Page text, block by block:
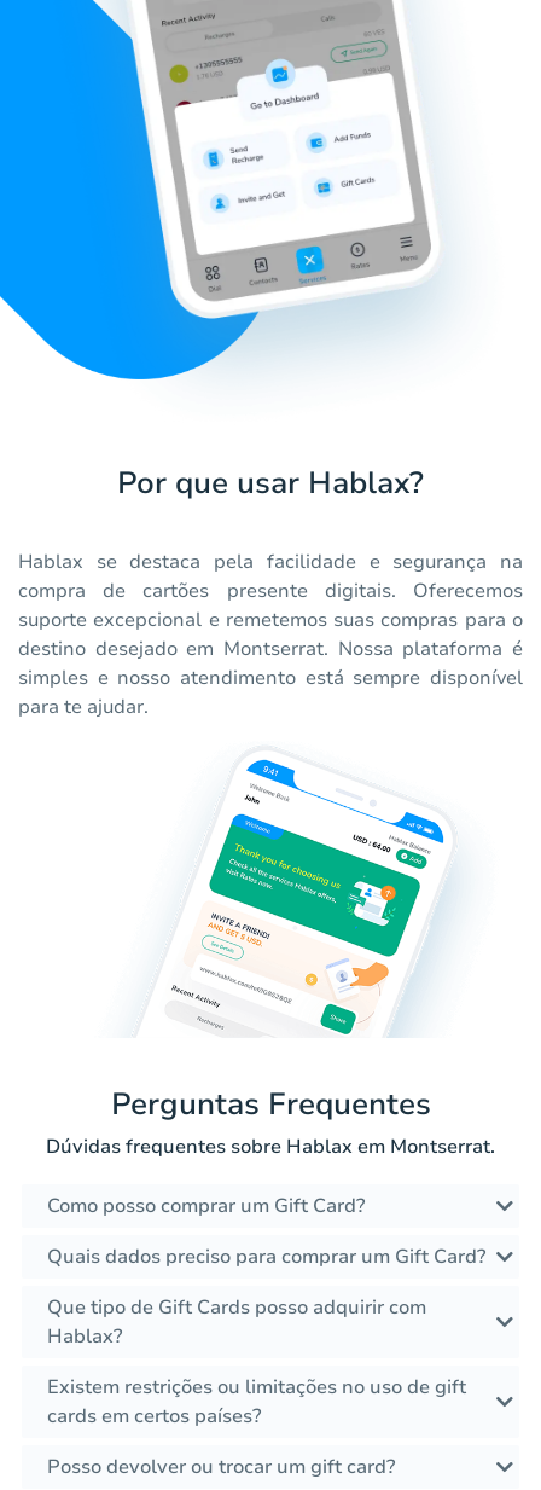
Por que usar Hablax?
Hablax se destaca pela facilidade e segurança na
compra de cartões presente digitais. Oferecemos
suporte excepcional e remetemos suas compras para o
destino desejado em Montserrat. Nossa plataforma é
simples e nosso atendimento está sempre disponível
para te ajudar.
Perguntas Frequentes
Dúvidas frequentes sobre Hablax em Montserrat.
Como posso comprar um Gift Card?
Quais dados preciso para comprar um Gift Card?
Que tipo de Gift Cards posso adquirir com
Hablax?
Existem restrições ou limitações no uso de gift
cards em certos países?
Posso devolver ou trocar um gift card?